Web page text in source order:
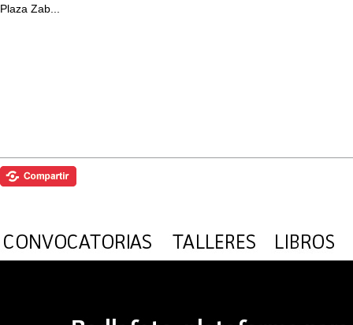
Plaza Zab...